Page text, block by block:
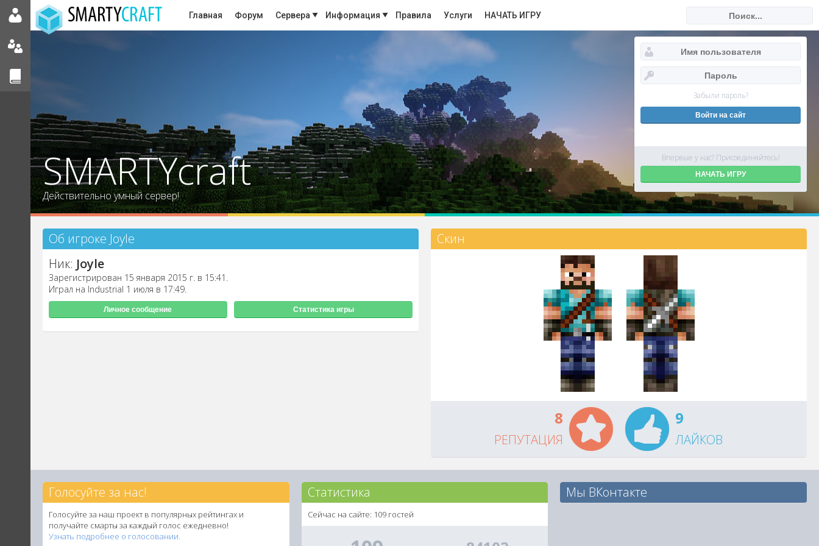
Главная Форум Сервера Информация Правила Услуги НАЧАТЬ ИГРУ
Забыли пароль?
Впервые у нас? Присоединяйтесь!
НАЧАТЬ ИГРУ
SMARTYcraft
Действительно умный сервер!
Об игроке Joyle
Ник: Joyle
Зарегистрирован 15 января 2015 г. в 15:41.
Играл на Industrial 1 июля в 17:49.
Личное сообщение Статистика игры
Скин
9
ЛАЙКОВ
8
РЕПУТАЦИЯ
Голосуйте за нас!
Голосуйте за наш проект в популярных рейтингах и
получайте смарты за каждый голос ежедневно!
Узнать подробнее о голосовании.
Статистика
Сейчас на сайте: 109 гостей
Мы ВКонтакте